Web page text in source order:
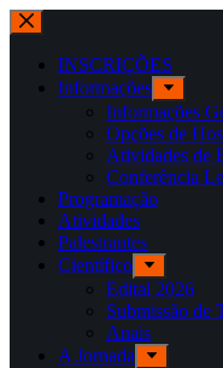
INSCRIÇÕES
Informações
Informações
Opções de
Atividades de
Conferência
Programação
Atividades
Palestrantes
Científico
Edital 2026
Submissão de
Anais
A Jornada